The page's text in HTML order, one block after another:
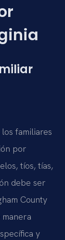
familiares
por
tíos, tías,
debe ser
County
y